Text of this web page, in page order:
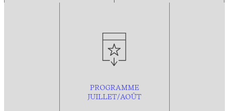
PROGRAMME
JUILLET/AOÛT